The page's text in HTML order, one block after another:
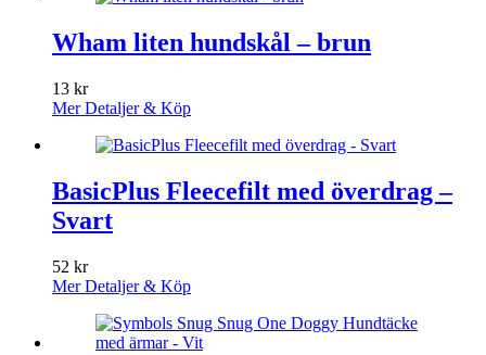
Wham liten hundskål – brun
13 kr
Mer Detaljer & Köp
BasicPlus Fleecefilt med överdrag –
Svart
52 kr
Mer Detaljer & Köp